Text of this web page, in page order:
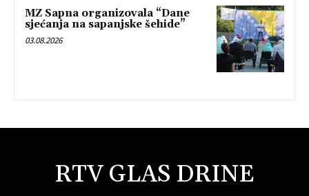
MZ Sapna organizovala “Dane
sjećanja na sapanjske šehide”
03.08.2026
RTV GLAS DRINE